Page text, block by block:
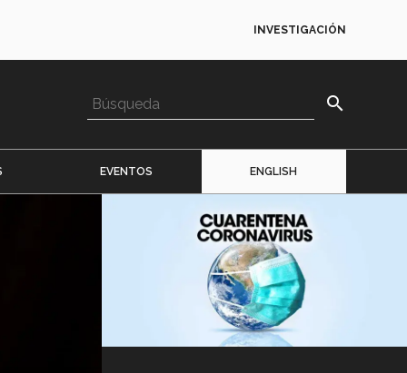
INVESTIGACIÓN
search
EVENTOS ENGLISH